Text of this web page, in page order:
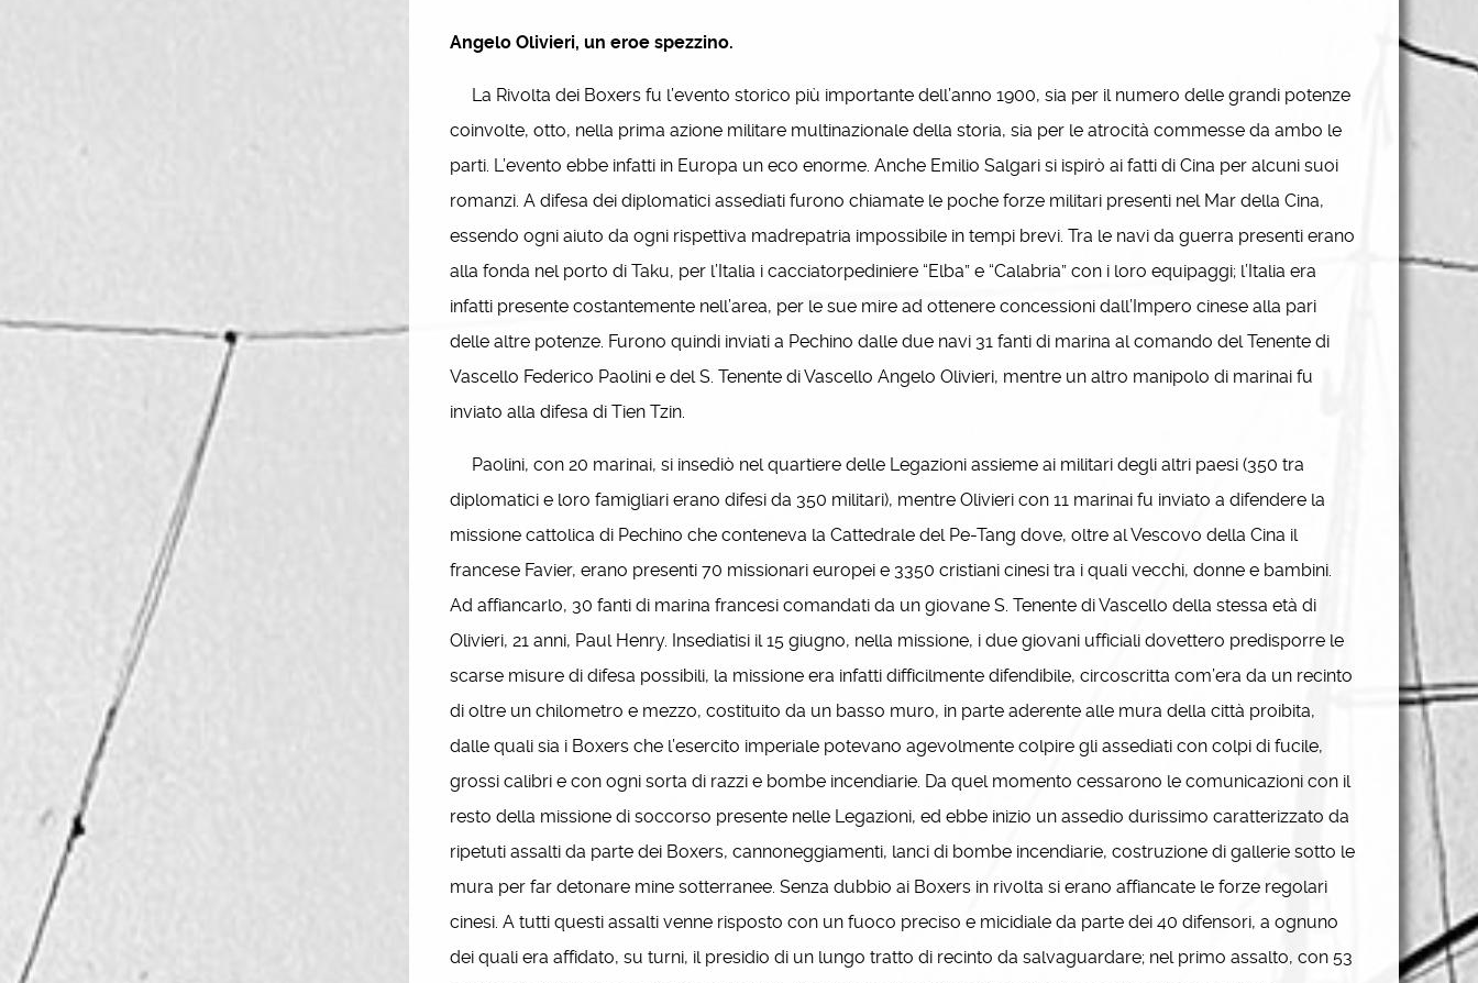
Angelo Olivieri, un eroe spezzino.
La Rivolta dei Boxers fu l’evento storico più importante dell’anno 1900, sia per il numero delle grandi potenze
coinvolte, otto, nella prima azione militare multinazionale della storia, sia per le atrocità commesse da ambo le
parti. L’evento ebbe infatti in Europa un eco enorme. Anche Emilio Salgari si ispirò ai fatti di Cina per alcuni suoi
romanzi. A difesa dei diplomatici assediati furono chiamate le poche forze militari presenti nel Mar della Cina,
essendo ogni aiuto da ogni rispettiva madrepatria impossibile in tempi brevi. Tra le navi da guerra presenti erano
alla fonda nel porto di Taku, per l’Italia i cacciatorpediniere “Elba” e “Calabria” con i loro equipaggi; l’Italia era
infatti presente costantemente nell’area, per le sue mire ad ottenere concessioni dall’Impero cinese alla pari
delle altre potenze. Furono quindi inviati a Pechino dalle due navi 31 fanti di marina al comando del Tenente di
Vascello Federico Paolini e del S. Tenente di Vascello Angelo Olivieri, mentre un altro manipolo di marinai fu
inviato alla difesa di Tien Tzin.
Paolini, con 20 marinai, si insediò nel quartiere delle Legazioni assieme ai militari degli altri paesi (350 tra
diplomatici e loro famigliari erano difesi da 350 militari), mentre Olivieri con 11 marinai fu inviato a difendere la
missione cattolica di Pechino che conteneva la Cattedrale del Pe-Tang dove, oltre al Vescovo della Cina il
francese Favier, erano presenti 70 missionari europei e 3350 cristiani cinesi tra i quali vecchi, donne e bambini.
Ad affiancarlo, 30 fanti di marina francesi comandati da un giovane S. Tenente di Vascello della stessa età di
Olivieri, 21 anni, Paul Henry. Insediatisi il 15 giugno, nella missione, i due giovani ufficiali dovettero predisporre le
scarse misure di difesa possibili, la missione era infatti difficilmente difendibile, circoscritta com’era da un recinto
di oltre un chilometro e mezzo, costituito da un basso muro, in parte aderente alle mura della città proibita,
dalle quali sia i Boxers che l’esercito imperiale potevano agevolmente colpire gli assediati con colpi di fucile,
grossi calibri e con ogni sorta di razzi e bombe incendiarie. Da quel momento cessarono le comunicazioni con il
resto della missione di soccorso presente nelle Legazioni, ed ebbe inizio un assedio durissimo caratterizzato da
ripetuti assalti da parte dei Boxers, cannoneggiamenti, lanci di bombe incendiarie, costruzione di gallerie sotto le
mura per far detonare mine sotterranee. Senza dubbio ai Boxers in rivolta si erano affiancate le forze regolari
cinesi. A tutti questi assalti venne risposto con un fuoco preciso e micidiale da parte dei 40 difensori, a ognuno
dei quali era affidato, su turni, il presidio di un lungo tratto di recinto da salvaguardare; nel primo assalto, con 53